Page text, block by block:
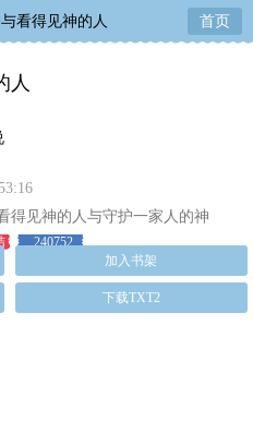
看得见神的人 首页
人
得见神的人与守护一家人的神
240752
加入书架
下载TXT2